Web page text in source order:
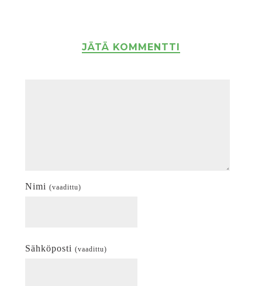
JÄTÄ KOMMENTTI
Nimi (vaadittu)
Sähköposti (vaadittu)